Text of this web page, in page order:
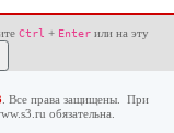
Ctrl + Enter или на эту
. Все права защищены. При
обязательна.